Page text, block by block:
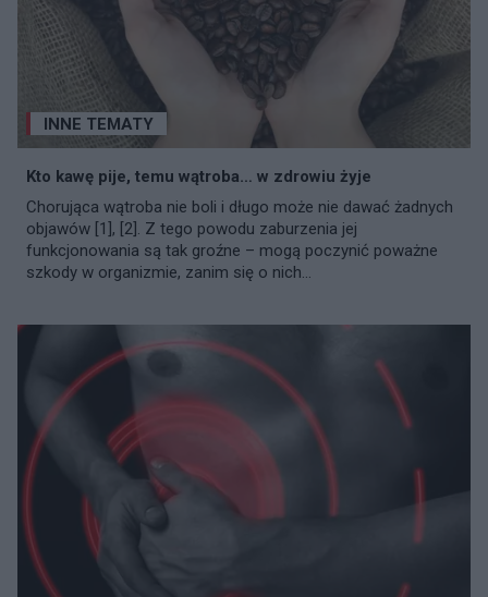
INNE TEMATY
Kto kawę pije, temu wątroba… w zdrowiu żyje
Chorująca wątroba nie boli i długo może nie dawać żadnych
objawów [1], [2]. Z tego powodu zaburzenia jej
funkcjonowania są tak groźne – mogą poczynić poważne
szkody w organizmie, zanim się o nich...